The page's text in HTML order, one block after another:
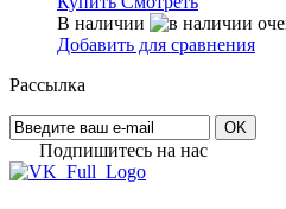
В наличии
Добавить для сравнения
Рассылка
OK
Подпишитесь на наc